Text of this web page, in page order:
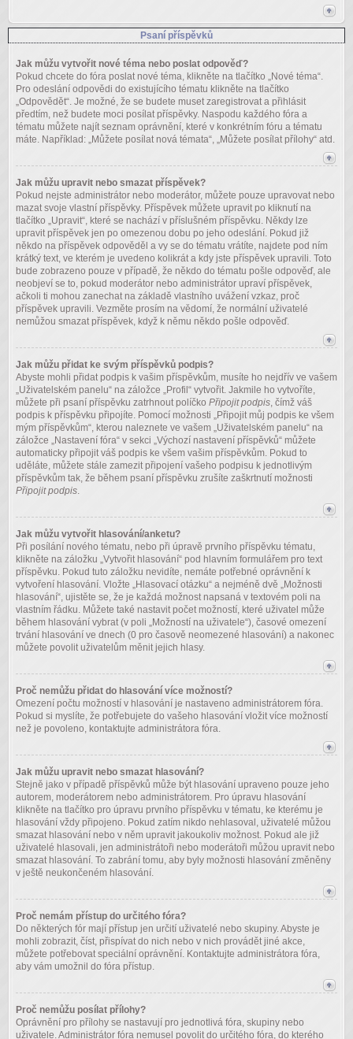
Psaní příspěvků
Jak můžu vytvořit nové téma nebo poslat odpověď?
Pokud chcete do fóra poslat nové téma, klikněte na tlačítko „Nové téma“.
Pro odeslání odpovědi do existujícího tématu klikněte na tlačítko
„Odpovědět“. Je možné, že se budete muset zaregistrovat a přihlásit
předtím, než budete moci posílat příspěvky. Naspodu každého fóra a
tématu můžete najít seznam oprávnění, které v konkrétním fóru a tématu
máte. Například: „Můžete posílat nová témata“, „Můžete posílat přílohy“ atd.
Jak můžu upravit nebo smazat příspěvek?
Pokud nejste administrátor nebo moderátor, můžete pouze upravovat nebo
mazat svoje vlastní příspěvky. Příspěvek můžete upravit po kliknutí na
tlačítko „Upravit“, které se nachází v příslušném příspěvku. Někdy lze
upravit příspěvek jen po omezenou dobu po jeho odeslání. Pokud již
někdo na příspěvek odpověděl a vy se do tématu vrátíte, najdete pod ním
krátký text, ve kterém je uvedeno kolikrát a kdy jste příspěvek upravili. Toto
bude zobrazeno pouze v případě, že někdo do tématu pošle odpověď, ale
neobjeví se to, pokud moderátor nebo administrátor upraví příspěvek,
ačkoli ti mohou zanechat na základě vlastního uvážení vzkaz, proč
příspěvek upravili. Vezměte prosím na vědomí, že normální uživatelé
nemůžou smazat příspěvek, když k němu někdo pošle odpověď.
Jak můžu přidat ke svým příspěvků podpis?
Abyste mohli přidat podpis k vašim příspěvkům, musíte ho nejdřív ve vašem
„Uživatelském panelu“ na záložce „Profil“ vytvořit. Jakmile ho vytvoříte,
můžete při psaní příspěvku zatrhnout políčko Připojit podpis, čímž váš
podpis k příspěvku připojíte. Pomocí možnosti „Připojit můj podpis ke všem
mým příspěvkům“, kterou naleznete ve vašem „Uživatelském panelu“ na
záložce „Nastavení fóra“ v sekci „Výchozí nastavení příspěvků“ můžete
automaticky připojit váš podpis ke všem vašim příspěvkům. Pokud to
uděláte, můžete stále zamezit připojení vašeho podpisu k jednotlivým
příspěvkům tak, že během psaní příspěvku zrušíte zaškrtnutí možnosti
Připojit podpis.
Jak můžu vytvořit hlasování/anketu?
Při posílání nového tématu, nebo při úpravě prvního příspěvku tématu,
klikněte na záložku „Vytvořit hlasování“ pod hlavním formulářem pro text
příspěvku. Pokud tuto záložku nevidíte, nemáte potřebné oprávnění k
vytvoření hlasování. Vložte „Hlasovací otázku“ a nejméně dvě „Možnosti
hlasování“, ujistěte se, že je každá možnost napsaná v textovém poli na
vlastním řádku. Můžete také nastavit počet možností, které uživatel může
během hlasování vybrat (v poli „Možností na uživatele“), časové omezení
trvání hlasování ve dnech (0 pro časově neomezené hlasování) a nakonec
můžete povolit uživatelům měnit jejich hlasy.
Proč nemůžu přidat do hlasování více možností?
Omezení počtu možností v hlasování je nastaveno administrátorem fóra.
Pokud si myslíte, že potřebujete do vašeho hlasování vložit více možností
než je povoleno, kontaktujte administrátora fóra.
Jak můžu upravit nebo smazat hlasování?
Stejně jako v případě příspěvků může být hlasování upraveno pouze jeho
autorem, moderátorem nebo administrátorem. Pro úpravu hlasování
klikněte na tlačítko pro úpravu prvního příspěvku v tématu, ke kterému je
hlasování vždy připojeno. Pokud zatím nikdo nehlasoval, uživatelé můžou
smazat hlasování nebo v něm upravit jakoukoliv možnost. Pokud ale již
uživatelé hlasovali, jen administrátoři nebo moderátoři můžou upravit nebo
smazat hlasování. To zabrání tomu, aby byly možnosti hlasování změněny
v ještě neukončeném hlasování.
Proč nemám přístup do určitého fóra?
Do některých fór mají přístup jen určití uživatelé nebo skupiny. Abyste je
mohli zobrazit, číst, přispívat do nich nebo v nich provádět jiné akce,
můžete potřebovat speciální oprávnění. Kontaktujte administrátora fóra,
aby vám umožnil do fóra přístup.
Proč nemůžu posílat přílohy?
Oprávnění pro přílohy se nastavují pro jednotlivá fóra, skupiny nebo
uživatele. Administrátor fóra nemusel povolit do určitého fóra, do kterého